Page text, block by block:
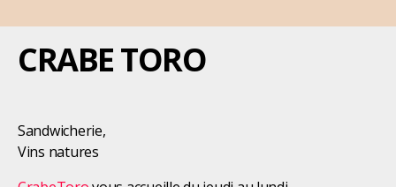
CRABE TORO
Sandwicherie,
Vins natures